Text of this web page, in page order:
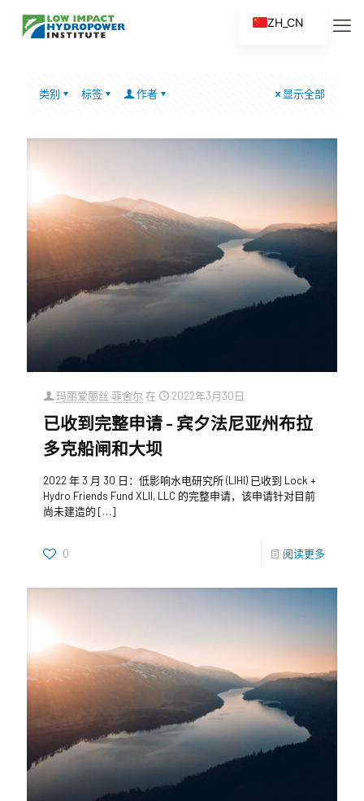
类别 标签 作者 显示全部
玛丽爱丽丝·菲舍尔 在 2022年3月30日
已收到完整申请 – 宾夕法尼亚州布拉
多克船闸和大坝
2022 年 3 月 30 日：低影响水电研究所 (LIHI) 已收到 Lock +
Hydro Friends Fund XLII, LLC 的完整申请，该申请针对目前
尚未建造的 […]
0 阅读更多
ZH_CN